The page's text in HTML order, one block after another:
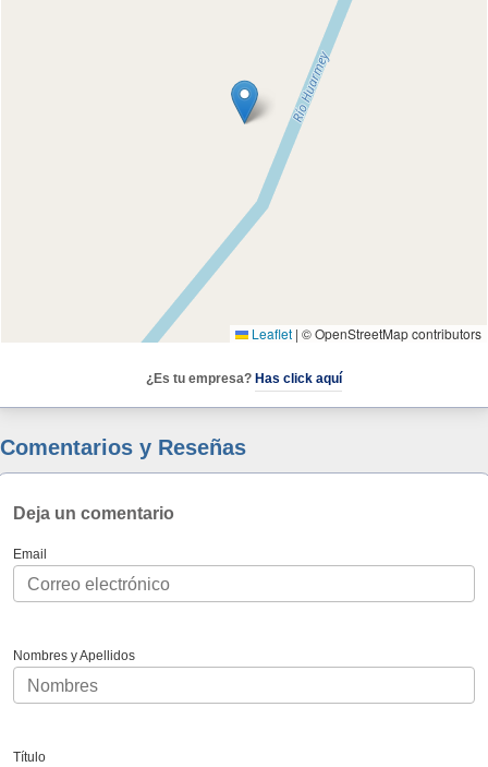
Leaflet | © OpenStreetMap contributors
¿Es tu empresa? Has click aquí
Comentarios y Reseñas
Deja un comentario
Email
Nombres y Apellidos
Título